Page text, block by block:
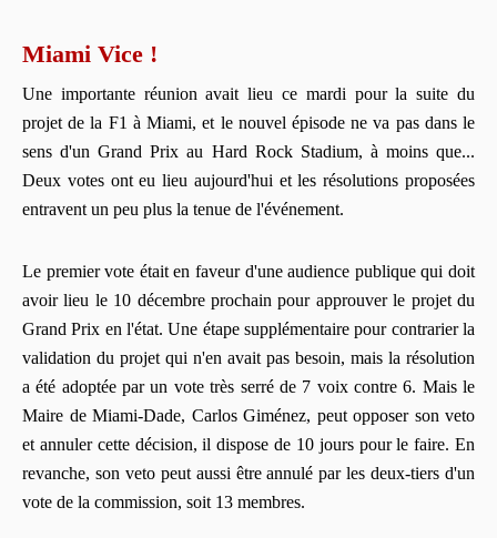
Miami Vice !
Une importante réunion avait lieu ce mardi pour la suite du
projet de la F1 à Miami, et le nouvel épisode ne va pas dans le
sens d'un Grand Prix au Hard Rock Stadium, à moins que...
Deux votes ont eu lieu aujourd'hui et les résolutions proposées
entravent un peu plus la tenue de l'événement.
Le premier vote était en faveur d'une audience publique qui doit
avoir lieu le 10 décembre prochain pour approuver le projet du
Grand Prix en l'état. Une étape supplémentaire pour contrarier la
validation du projet qui n'en avait pas besoin, mais la résolution
a été adoptée par un vote très serré de 7 voix contre 6. Mais le
Maire de Miami-Dade, Carlos Giménez, peut opposer son veto
et annuler cette décision, il dispose de 10 jours pour le faire. En
revanche, son veto peut aussi être annulé par les deux-tiers d'un
vote de la commission, soit 13 membres.